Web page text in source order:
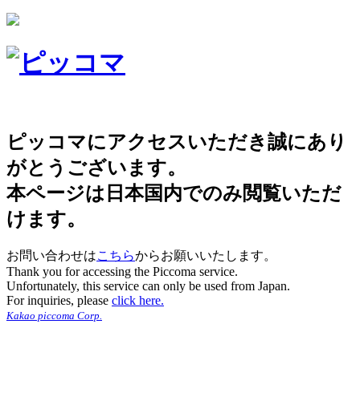
ピッコマにアクセスいただき誠にあり
がとうございます。
本ページは日本国内でのみ閲覧いただ
けます。
お問い合わせはこちらからお願いいたします。
Thank you for accessing the Piccoma service.
Unfortunately, this service can only be used from Japan.
For inquiries, please click here.
Kakao piccoma Corp.